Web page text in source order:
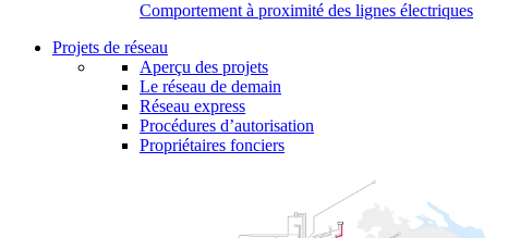
Comportement à proximité des lignes électriques
Projets de réseau
Aperçu des projets
Le réseau de demain
Réseau express
Procédures d’autorisation
Propriétaires fonciers